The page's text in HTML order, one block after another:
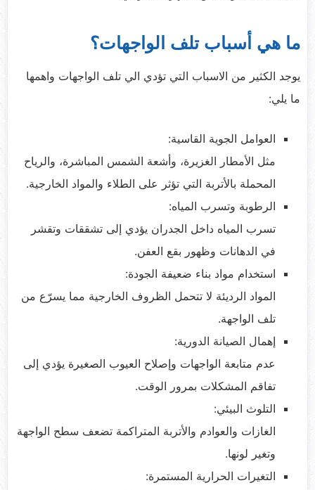
ما هي أسباب تلف الواجهات؟
يوجد الكثير من الاسباب التي تؤدي الي تلف الواجهات واهمها
ما يلي:
العوامل الجوية القاسية:
مثل الأمطار الغزيرة، وأشعة الشمس المباشرة، والرياح
المحملة بالأتربة التي تؤثر على الطلاء والمواد الخارجية.
الرطوبة وتسرب المياه:
تسرب المياه داخل الجدران يؤدي إلى تشققات وتقشر
في الدهانات وظهور بقع العفن.
استخدام مواد بناء ضعيفة الجودة:
المواد الرديئة لا تتحمل الظروف الخارجية مما يسرّع من
تلف الواجهة.
إهمال الصيانة الدورية:
عدم متابعة الواجهات وإصلاح العيوب الصغيرة يؤدي إلى
تفاقم المشكلات بمرور الوقت.
التلوث البيئي:
الغازات والعوادم والأتربة المتراكمة تضعف سطح الواجهة
وتغير لونها.
التغيرات الحرارية المستمرة: